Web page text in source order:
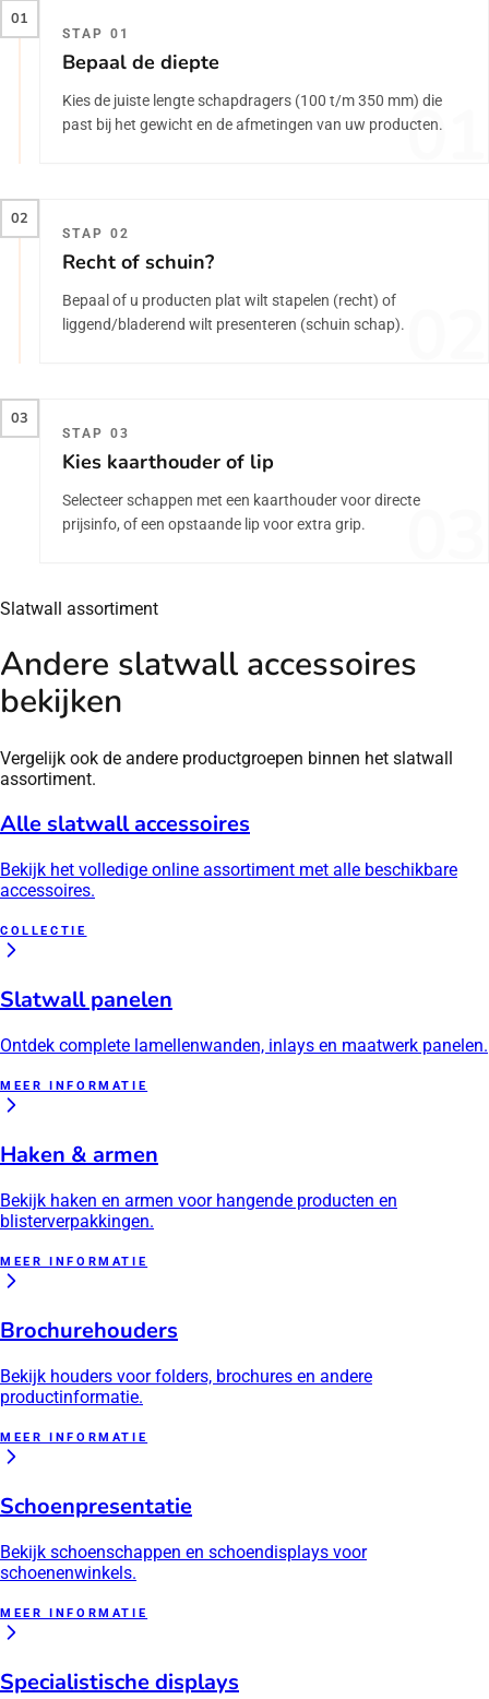
01
01
STAP 01
Bepaal de diepte
Kies de juiste lengte schapdragers (100 t/m 350 mm) die
past bij het gewicht en de afmetingen van uw producten.
02
STAP 02
Recht of schuin?
Bepaal of u producten plat wilt stapelen (recht) of
liggend/bladerend wilt presenteren (schuin schap).
03
03
STAP 03
Kies kaarthouder of lip
Selecteer schappen met een kaarthouder voor directe
prijsinfo, of een opstaande lip voor extra grip.
Slatwall assortiment
Andere slatwall accessoires
bekijken
Vergelijk ook de andere productgroepen binnen het slatwall
assortiment.
Alle slatwall accessoires
Bekijk het volledige online assortiment met alle beschikbare
accessoires.
COLLECTIE
Slatwall panelen
Ontdek complete lamellenwanden, inlays en maatwerk panelen.
MEER INFORMATIE
Haken & armen
Bekijk haken en armen voor hangende producten en
blisterverpakkingen.
MEER INFORMATIE
Brochurehouders
Bekijk houders voor folders, brochures en andere
productinformatie.
MEER INFORMATIE
Schoenpresentatie
Bekijk schoenschappen en schoendisplays voor
schoenenwinkels.
MEER INFORMATIE
Specialistische displays